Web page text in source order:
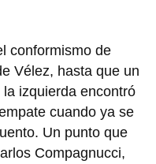
conformismo de
Vélez, hasta que un
izquierda encontró
cuando ya se
Un punto que
Compagnucci,